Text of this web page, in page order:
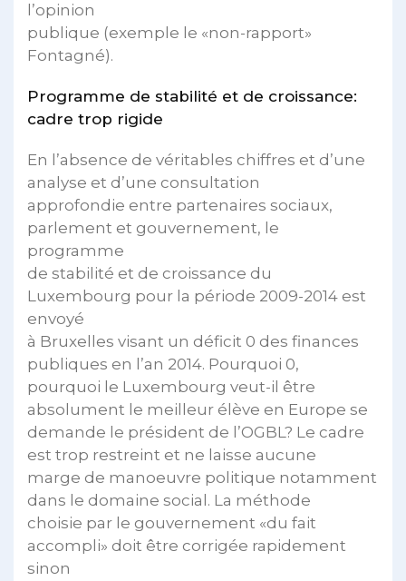
l’opinion
publique (exemple le «non-rapport»
Fontagné).
Programme de stabilité et de croissance:
cadre trop rigide
En l’absence de véritables chiffres et d’une
analyse et d’une consultation
approfondie entre partenaires sociaux,
parlement et gouvernement, le
programme
de stabilité et de croissance du
Luxembourg pour la période 2009-2014 est
envoyé
à Bruxelles visant un déficit 0 des finances
publiques en l’an 2014. Pourquoi 0,
pourquoi le Luxembourg veut-il être
absolument le meilleur élève en Europe se
demande le président de l’OGBL? Le cadre
est trop restreint et ne laisse aucune
marge de manoeuvre politique notamment
dans le domaine social. La méthode
choisie par le gouvernement «du fait
accompli» doit être corrigée rapidement
sinon